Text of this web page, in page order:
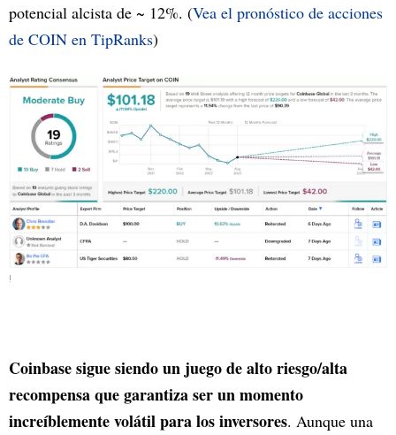
potencial alcista de ~ 12%. (Vea el pronóstico de acciones
de COIN en TipRanks)
!
Coinbase sigue siendo un juego de alto riesgo/alta
recompensa que garantiza ser un momento
increíblemente volátil para los inversores. Aunque una